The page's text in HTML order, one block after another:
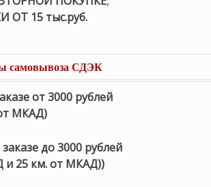
15 тыс.руб.
самовывоза СДЭК
от 3000 рублей
МКАД)
до 3000 рублей
и 25 км. от МКАД))